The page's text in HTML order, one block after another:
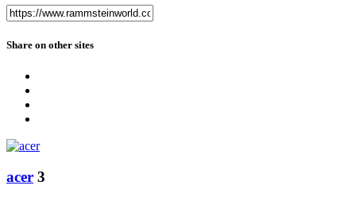
Share on other sites
acer 3